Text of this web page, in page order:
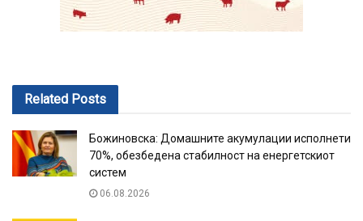
Related Posts
Божиновска: Домашните акумулации исполнети
70%, обезбедена стабилност на енергетскиот
систем
06.08.2026